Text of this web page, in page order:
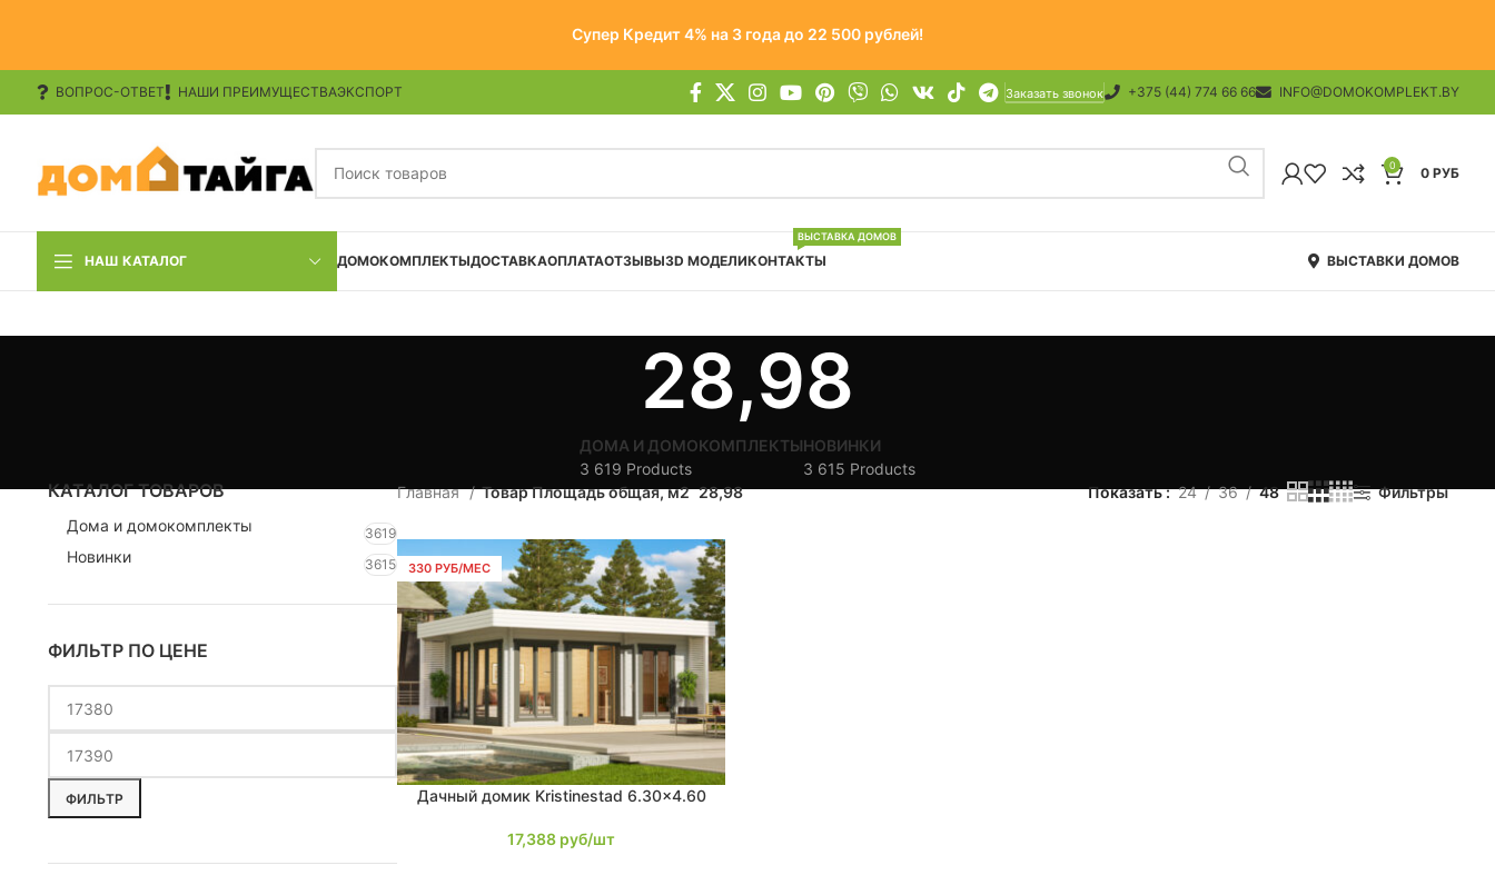
Супер Кредит 4% на 3 года до 22 500 рублей!
ВОПРОС-ОТВЕТ НАШИ ПРЕИМУЩЕСТВАЭКСПОРТ Заказать звонок +375 (44) 774 66 66 INFO@DOMOKOMPLEKT.BY
0 0 РУБ
НАШ КАТАЛОГ ДОМОКОМПЛЕКТЫДОСТАВКАОПЛАТАОТЗЫВЫ3D МОДЕЛИКОНТАКТЫ
ВЫСТАВКА ДОМОВ
ВЫСТАВКИ ДОМОВ
28,98
ДОМА И ДОМОКОМПЛЕКТЫ
3 619 Products
НОВИНКИ
3 615 Products
КАТАЛОГ ТОВАРОВ
Дома и домокомплекты 3619
Новинки 3615
ФИЛЬТР ПО ЦЕНЕ
ФИЛЬТР
Главная Товар Площадь общая, м2 28,98 Показать 24 36 48 Фильтры
330 РУБ/МЕС
В КОРЗИНУ
Дачный домик Kristinestad 6.30×4.60
17,388 руб/шт